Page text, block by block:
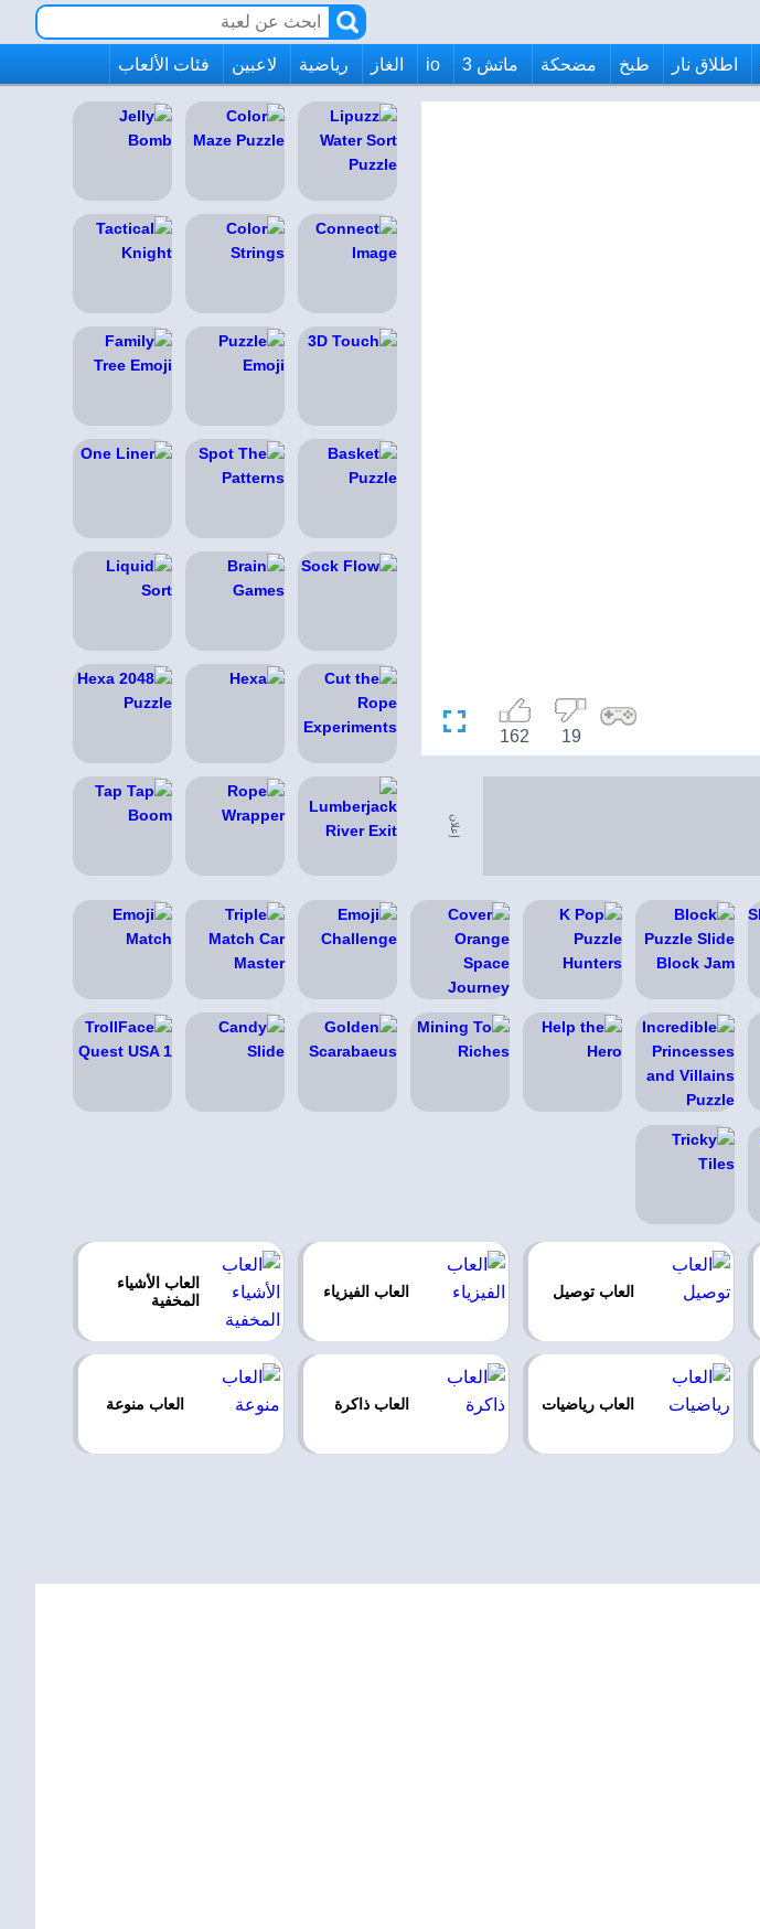
اطلاق نار طبخ مضحكة ماتش 3 io الغاز رياضية لاعبين فئات الألعاب
19
162
إعلان
العاب توصيل العاب الفيزياء
العاب الأشياء
المخفية
العاب رياضيات العاب ذاكرة العاب منوعة